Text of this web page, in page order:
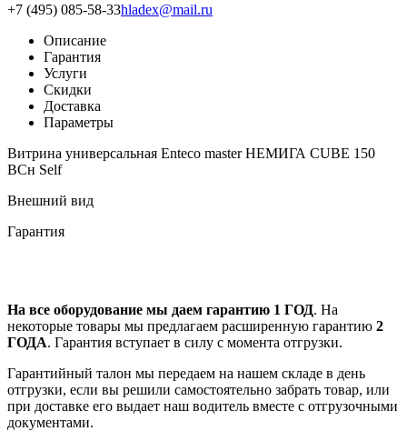
+7 (495) 085-58-33hladex@mail.ru
Описание
Гарантия
Услуги
Скидки
Доставка
Параметры
Витрина универсальная Enteco master НЕМИГА CUBE 150
ВСн Self
Внешний вид
Гарантия
На все оборудование мы даем гарантию 1 ГОД. На
некоторые товары мы предлагаем расширенную гарантию 2
ГОДА. Гарантия вступает в силу с момента отгрузки.
Гарантийный талон мы передаем на нашем складе в день
отгрузки, если вы решили самостоятельно забрать товар, или
при доставке его выдает наш водитель вместе с отгрузочными
документами.